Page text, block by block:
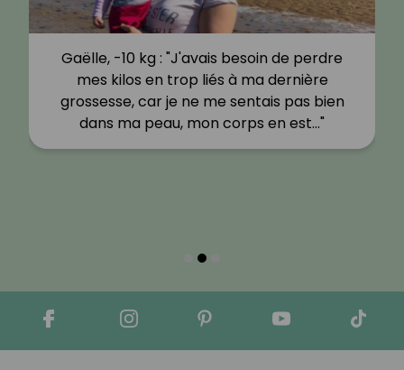
Gaëlle, -10 kg : "J'avais besoin de perdre
mes kilos en trop liés à ma dernière
grossesse, car je ne me sentais pas bien
dans ma peau, mon corps en est…"